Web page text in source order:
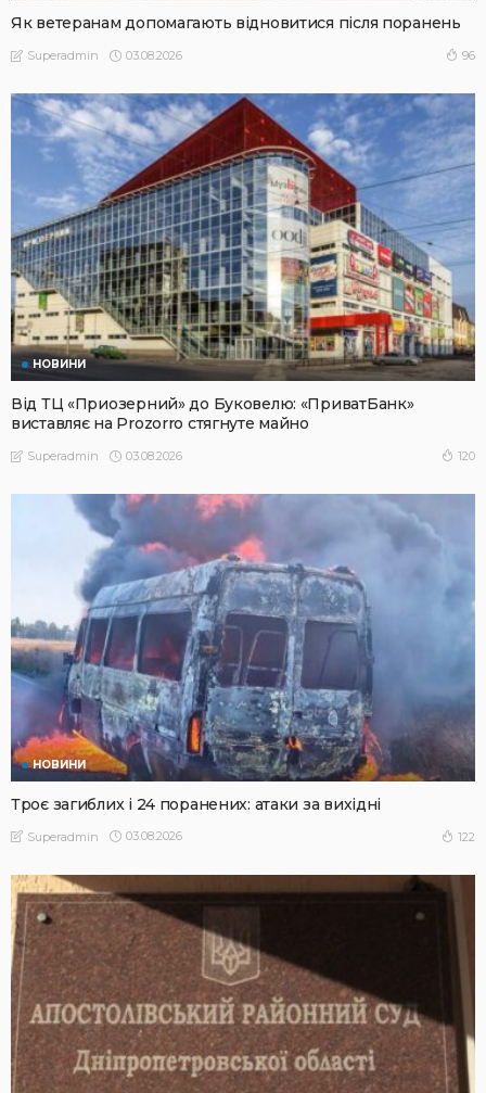
Як ветеранам допомагають відновитися після поранень
Superadmin 03.08.2026 96
НОВИНИ
Від ТЦ «Приозерний» до Буковелю: «ПриватБанк»
виставляє на Prozorro стягнуте майно
Superadmin 03.08.2026 120
НОВИНИ
Троє загиблих і 24 поранених: атаки за вихідні
Superadmin 03.08.2026 122